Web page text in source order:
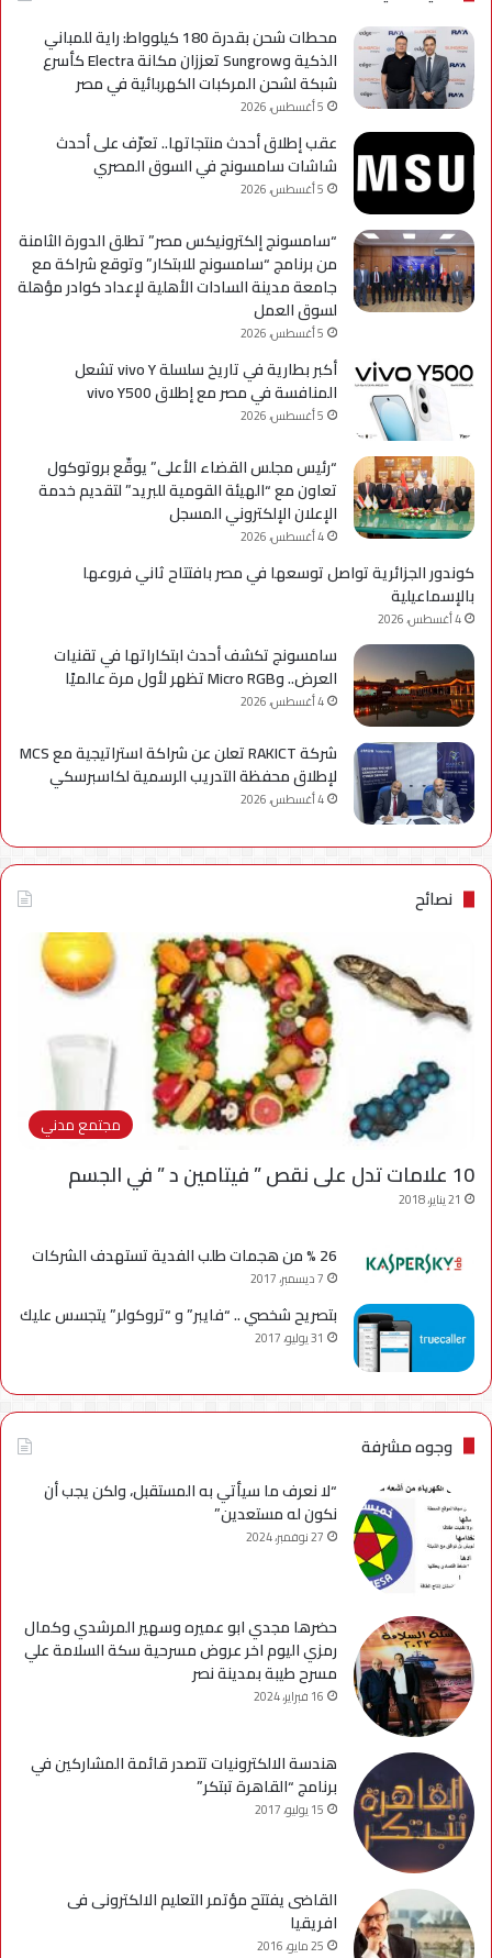
A
محطات شحن بقدرة 180 كيلوواط: راية للمباني
الذكية وSungrow تعززان مكانة Electra كأسرع
شبكة لشحن المركبات الكهربائية في مصر
5 أغسطس، 2026
عقب إطلاق أحدث منتجاتها.. تعرّف على أحدث
شاشات سامسونج في السوق المصري
5 أغسطس، 2026
“سامسونج إلكترونيكس مصر” تطلق الدورة الثامنة
من برنامج “سامسونج للابتكار” وتوقع شراكة مع
جامعة مدينة السادات الأهلية لإعداد كوادر مؤهلة
لسوق العمل
5 أغسطس، 2026
أكبر بطارية في تاريخ سلسلة vivo Y تشعل
المنافسة في مصر مع إطلاق vivo Y500
5 أغسطس، 2026
“رئيس مجلس القضاء الأعلى” يوقّع بروتوكول
تعاون مع “الهيئة القومية للبريد” لتقديم خدمة
الإعلان الإلكتروني المسجل
4 أغسطس، 2026
كوندور الجزائرية تواصل توسعها في مصر بافتتاح ثاني فروعها
بالإسماعيلية
4 أغسطس، 2026
سامسونج تكشف أحدث ابتكاراتها في تقنيات
العرض.. وMicro RGB تظهر لأول مرة عالميًا
4 أغسطس، 2026
شركة RAKICT تعلن عن شراكة استراتيجية مع MCS
لإطلاق محفظة التدريب الرسمية لكاسبرسكي
4 أغسطس، 2026
نصائح
مجتمع مدني
10 علامات تدل على نقص ” فيتامين د ” في الجسم
21 يناير، 2018
26 % من هجمات طلب الفدية تستهدف الشركات
7 ديسمبر، 2017
بتصريح شخصي .. “فايبر” و “تروكولر” يتجسس عليك
31 يوليو، 2017
وجوه مشرفة
“لا نعرف ما سيأتي به المستقبل، ولكن يجب أن
نكون له مستعدين”
27 نوفمبر، 2024
حضرها مجدي ابو عميره وسهير المرشدي وكمال
رمزي اليوم اخر عروض مسرحية سكة السلامة علي
مسرح طيبة بمدينة نصر
16 فبراير، 2024
هندسة الالكترونيات تتصدر قائمة المشاركين في
برنامج “القاهرة تبتكر”
15 يوليو، 2017
القاضى يفتتح مؤتمر التعليم الالكترونى فى
افريقيا
25 مايو، 2016